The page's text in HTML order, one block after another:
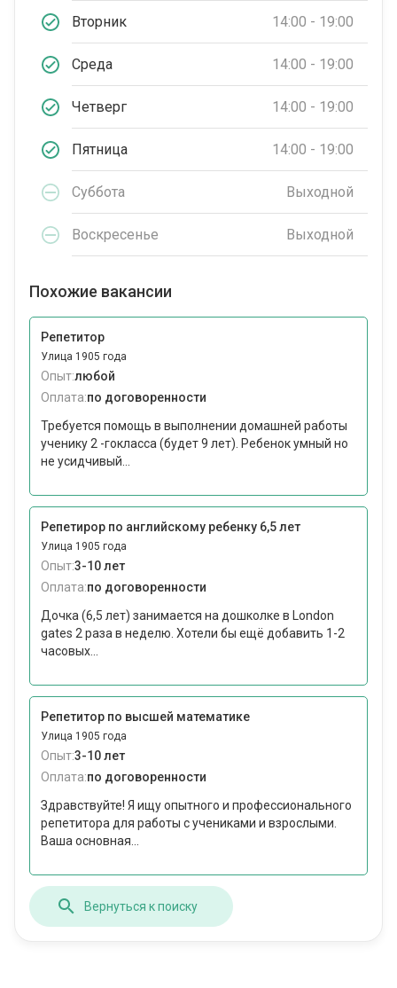
Вторник 14:00 - 19:00
Среда 14:00 - 19:00
Четверг 14:00 - 19:00
Пятница 14:00 - 19:00
Суббота Выходной
Воскресенье Выходной
Похожие вакансии
Репетитор
Улица 1905 года
Опыт:любой
Оплата:по договоренности
Требуется помощь в выполнении домашней работы
ученику 2 -гокласса (будет 9 лет). Ребенок умный но
не усидчивый...
Репетирор по английскому ребенку 6,5 лет
Улица 1905 года
Опыт:3-10 лет
Оплата:по договоренности
Дочка (6,5 лет) занимается на дошколке в London
gates 2 раза в неделю. Хотели бы ещё добавить 1-2
часовых...
Репетитор по высшей математике
Улица 1905 года
Опыт:3-10 лет
Оплата:по договоренности
Здравствуйте! Я ищу опытного и профессионального
репетитора для работы с учениками и взрослыми.
Ваша основная...
Вернуться к поиску